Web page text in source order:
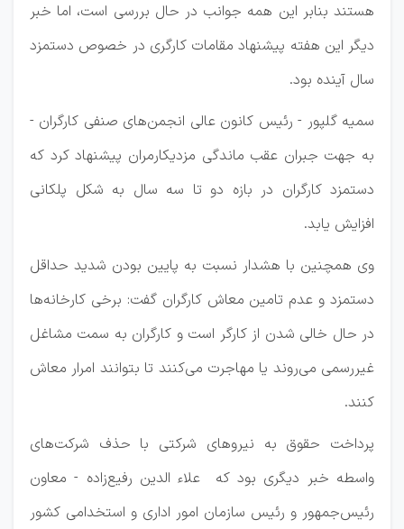
هستند بنابر این همه جوانب در حال بررسی است، اما خبر
دیگر این هفته پیشنهاد مقامات کارگری در خصوص دستمزد
سال آینده بود.
سمیه گلپور - رئیس کانون عالی انجمن‌های صنفی کارگران -
به جهت جبران عقب ماندگی مزدیکارمران پیشنهاد کرد که
دستمزد کارگران در بازه دو تا سه سال به شکل پلکانی
افزایش یابد.
وی همچنین با هشدار نسبت به پایین بودن شدید حداقل
دستمزد و عدم تامین معاش کارگران گفت: برخی کارخانه‌ها
در حال خالی شدن از کارگر است و کارگران به سمت مشاغل
غیررسمی می‌روند یا مهاجرت می‌کنند تا بتوانند امرار معاش
کنند.
پرداخت حقوق به نیروهای شرکتی با حذف شرکت‌های
واسطه خبر دیگری بود که علاء الدین رفیع‌زاده - معاون
رئیس‌جمهور و رئیس سازمان امور اداری و استخدامی کشور